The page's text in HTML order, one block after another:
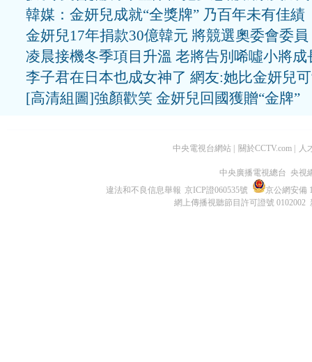
韓媒：金妍兒成就“全獎牌” 乃百年未有佳績
金妍兒17年捐款30億韓元 將競選奧委會委員
凌晨接機冬季項目升溫 老將告別唏噓小將成
李子君在日本也成女神了 網友:她比金妍兒
[高清組圖]強顏歡笑 金妍兒回國獲贈“金牌”
中央電視台網站 關於CCTV.com 人
中央廣播電視總台 央視
違法和不良信息舉報 京ICP證060535號
京公網安備
網上傳播視聽節目許可證號 0102002